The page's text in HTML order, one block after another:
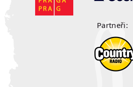
Partneři: